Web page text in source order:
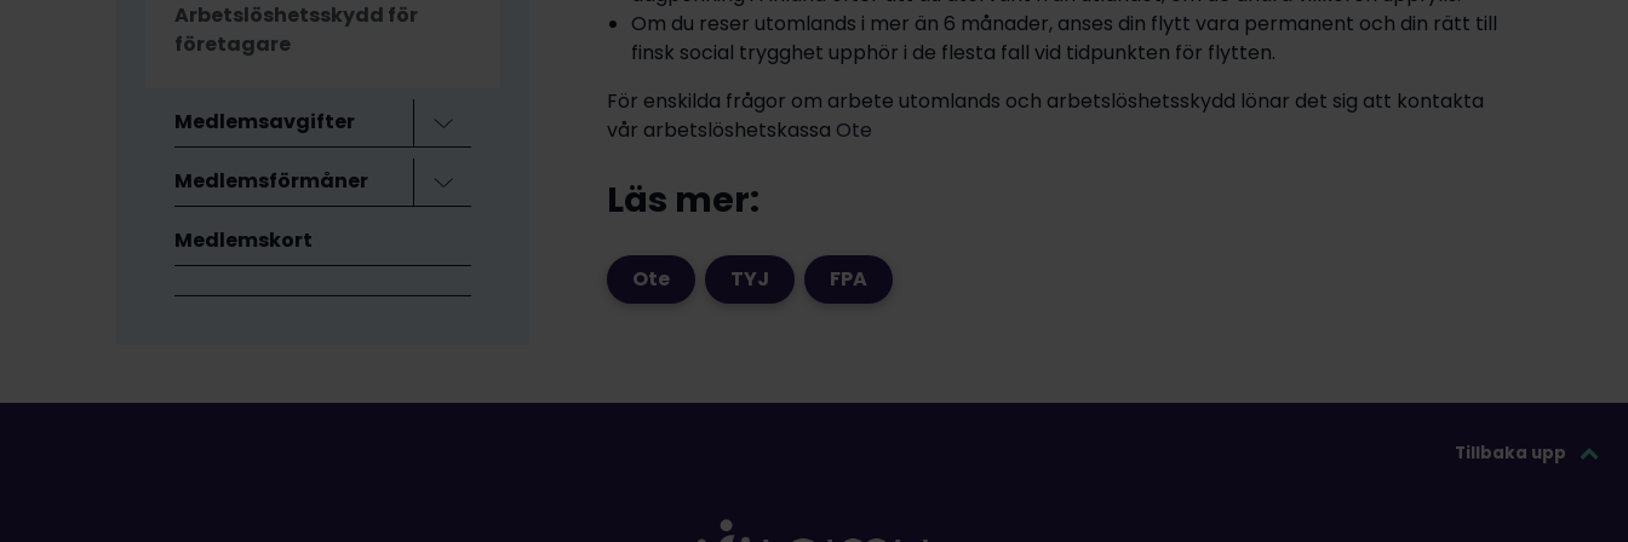
Arbetslöshetsskydd för
företagare
Medlemsavgifter Öppna menyn
Medlemsförmåner Öppna menyn
Medlemskort
Om du reser utomlands i mer än 6 månader, anses din flytt vara permanent och din rätt till
finsk social trygghet upphör i de flesta fall vid tidpunkten för flytten.
För enskilda frågor om arbete utomlands och arbetslöshetsskydd lönar det sig att kontakta
vår arbetslöshetskassa Ote
Läs mer:
Ote TYJ FPA
Tillbaka upp